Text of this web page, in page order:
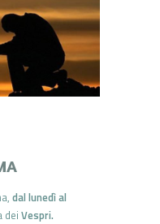
dal lunedì al
deiVespri.